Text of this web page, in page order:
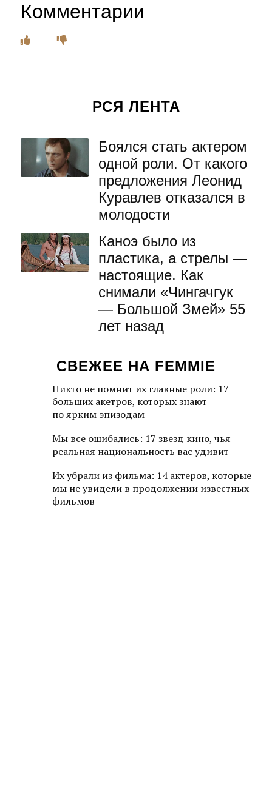
Комментарии
РСЯ ЛЕНТА
Боялся стать актером
одной роли. От какого
предложения Леонид
Куравлев отказался в
молодости
Каноэ было из
пластика, а стрелы —
настоящие. Как
снимали «Чингачгук
— Большой Змей» 55
лет назад
СВЕЖЕЕ НА FEMMIE
Никто не помнит их главные роли: 17
больших акетров, которых знают
по ярким эпизодам
Мы все ошибались: 17 звезд кино, чья
реальная национальность вас удивит
Их убрали из фильма: 14 актеров, которые
мы не увидели в продолжении известных
фильмов